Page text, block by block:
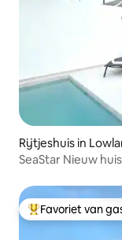
Rijtjeshuis in
SeaStar Nieuw
Topfavoriet van
Favoriet van